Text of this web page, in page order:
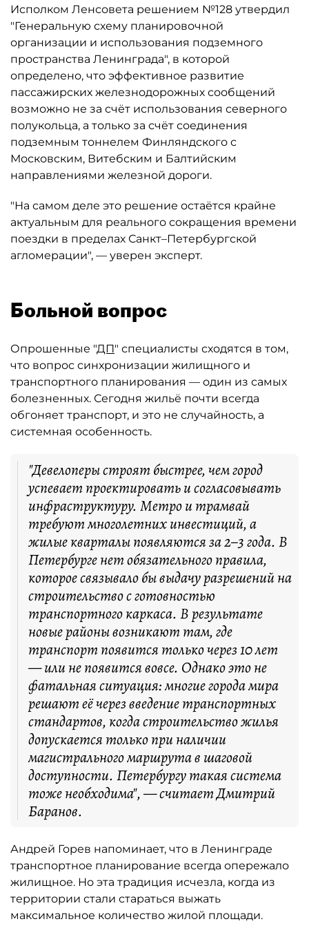
Исполком Ленсовета решением №128 утвердил
"Генеральную схему планировочной
организации и использования подземного
пространства Ленинграда", в которой
определено, что эффективное развитие
пассажирских железнодорожных сообщений
возможно не за счёт использования северного
полукольца, а только за счёт соединения
подземным тоннелем Финляндского с
Московским, Витебским и Балтийским
направлениями железной дороги.
"На самом деле это решение остаётся крайне
актуальным для реального сокращения времени
поездки в пределах Санкт–Петербургской
агломерации", — уверен эксперт.
Больной вопрос
Опрошенные "ДП" специалисты сходятся в том,
что вопрос синхронизации жилищного и
транспортного планирования — один из самых
болезненных. Сегодня жильё почти всегда
обгоняет транспорт, и это не случайность, а
системная особенность.
"Девелоперы строят быстрее, чем город
успевает проектировать и согласовывать
инфраструктуру. Метро и трамвай
требуют многолетних инвестиций, а
жилые кварталы появляются за 2–3 года. В
Петербурге нет обязательного правила,
которое связывало бы выдачу разрешений на
строительство с готовностью
транспортного каркаса. В результате
новые районы возникают там, где
транспорт появится только через 10 лет
— или не появится вовсе. Однако это не
фатальная ситуация: многие города мира
решают её через введение транспортных
стандартов, когда строительство жилья
допускается только при наличии
магистрального маршрута в шаговой
доступности. Петербургу такая система
тоже необходима", — считает Дмитрий
Баранов.
Андрей Горев напоминает, что в Ленинграде
транспортное планирование всегда опережало
жилищное. Но эта традиция исчезла, когда из
территории стали стараться выжать
максимальное количество жилой площади.